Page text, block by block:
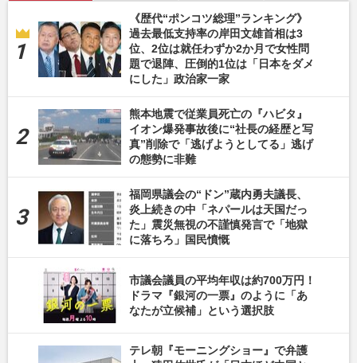
《歴代“ポンコツ総理”ランキング》
過去最低支持率の岸田文雄首相は3
位、2位は就任わずか2か月で女性問
題で退陣、圧倒的1位は「日本をダメ
にした」政治家一家
熊本地震で従業員死亡の『ハビタ』
イオン爆発事故後に“社長の経歴と写
真”削除で「逃げようとしてる」逃げ
の態勢に非難
福岡県議会の“ドン”蔵内勇夫議長、
炎上続きの中「ネパールは天国だっ
た」震災無視の不謹慎発言で「地獄
に落ちろ」国民憤慨
市議会議員の平均年収は約700万円！
ドラマ『銀河の一票』のように「あ
なたが立候補」という選択肢
テレ朝『モーニングショー』で弁護